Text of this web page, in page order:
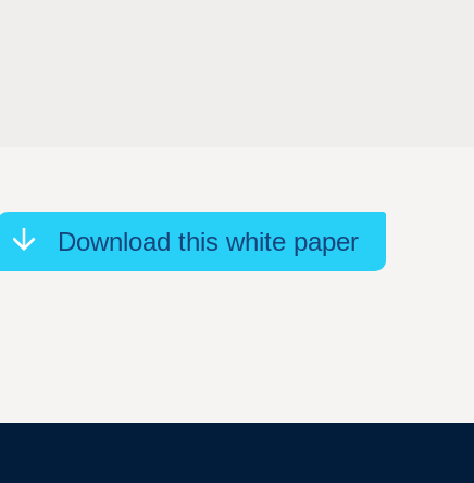
Download this white paper